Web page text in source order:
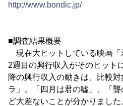
http://www.bondic.jp/
■調査結果概要
現在大ヒットしている映画「
2週目の興行収入がそのヒット
降の興行収入の動きは、比較
ラ」、「四月は君の嘘」、「
ど大差ないことが分かりまし